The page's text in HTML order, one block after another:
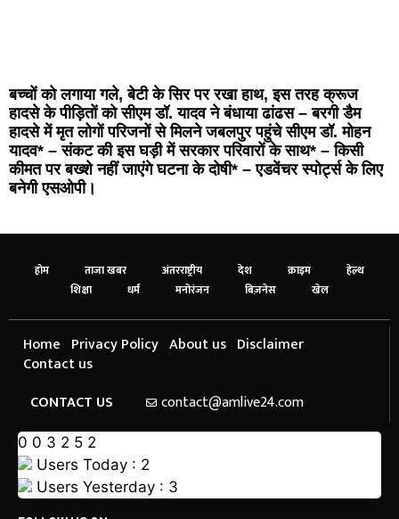
बच्चों को लगाया गले, बेटी के सिर पर रखा हाथ, इस तरह क्रूज
हादसे के पीड़ितों को सीएम डॉ. यादव ने बंधाया ढांढस – बरगी डैम
हादसे में मृत लोगों परिजनों से मिलने जबलपुर पहुंचे सीएम डॉ. मोहन
यादव* – संकट की इस घड़ी में सरकार परिवारों के साथ* – किसी
कीमत पर बख्शे नहीं जाएंगे घटना के दोषी* – एडवेंचर स्पोर्ट्स के लिए
बनेगी एसओपी।
होम ताजा खबर अंतरराष्ट्रीय देश क्राइम
हेल्थ
शिक्षा
धर्म मनोरंजन बिज़नेस खेल
Home Privacy Policy About us Disclaimer
Contact us
CONTACT US
contact@amlive24.com
0 0 3 2 5 2
Users Today : 2
Users Yesterday : 3